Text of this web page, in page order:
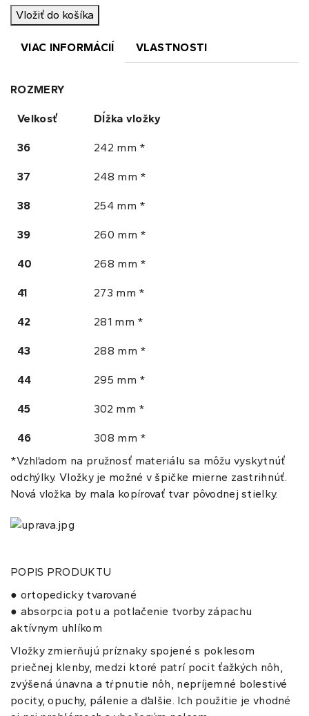
Vložiť do košíka
VIAC INFORMÁCIÍ VLASTNOSTI
ROZMERY
Veľkosť Dĺžka vložky
36 242 mm *
37 248 mm *
38 254 mm *
39 260 mm *
40 268 mm *
41 273 mm *
42 281 mm *
43 288 mm *
44 295 mm *
45 302 mm *
46
308 mm *
*Vzhľadom na pružnosť materiálu sa môžu vyskytnúť
odchýlky. Vložky je možné v špičke mierne zastrihnúť.
Nová vložka by mala kopírovať tvar pôvodnej stielky.
POPIS PRODUKTU
● ortopedicky tvarované
● absorpcia potu a potlačenie tvorby zápachu
aktívnym uhlíkom
Vložky zmierňujú príznaky spojené s poklesom
priečnej klenby, medzi ktoré patrí pocit ťažkých nôh,
zvýšená únavna a tŕpnutie nôh, nepríjemné bolestivé
pocity, opuchy, pálenie a ďalšie. Ich použitie je vhodné